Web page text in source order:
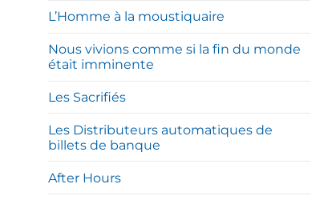
L’Homme à la moustiquaire
Nous vivions comme si la fin du monde
était imminente
Les Sacrifiés
Les Distributeurs automatiques de
billets de banque
After Hours